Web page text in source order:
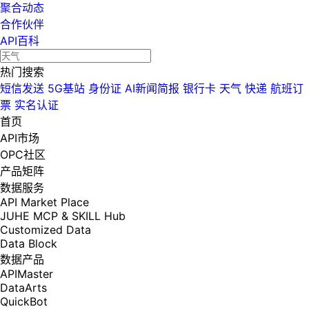
聚合动态
合作伙伴
API百科
热门搜索
短信发送 5G基站 身份证 AI新闻简报 银行卡 天气 快递 航班订
票 实名认证
首页
API市场
OPC社区
产品矩阵
数据服务
API Market Place
JUHE MCP & SKILL Hub
Customized Data
Data Block
数据产品
APIMaster
DataArts
QuickBot